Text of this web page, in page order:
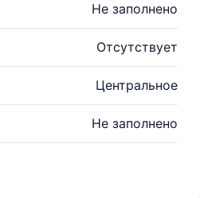
Не заполнено
Отсутствует
Центральное
Не заполнено